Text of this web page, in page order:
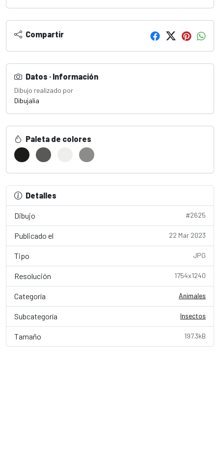
Compartir
Datos · Información
Dibujo realizado por
Dibujalia
Paleta de colores
Detalles
Dibujo #2625
Publicado el 22 Mar 2023
Tipo JPG
Resolución 1754x1240
Categoría Animales
Subcategoría Insectos
Tamaño 197.3kB